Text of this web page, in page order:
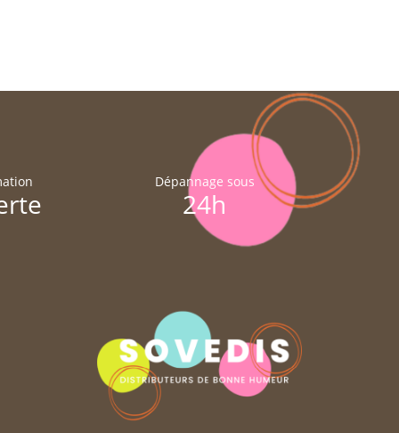
Dépannage sous
24h